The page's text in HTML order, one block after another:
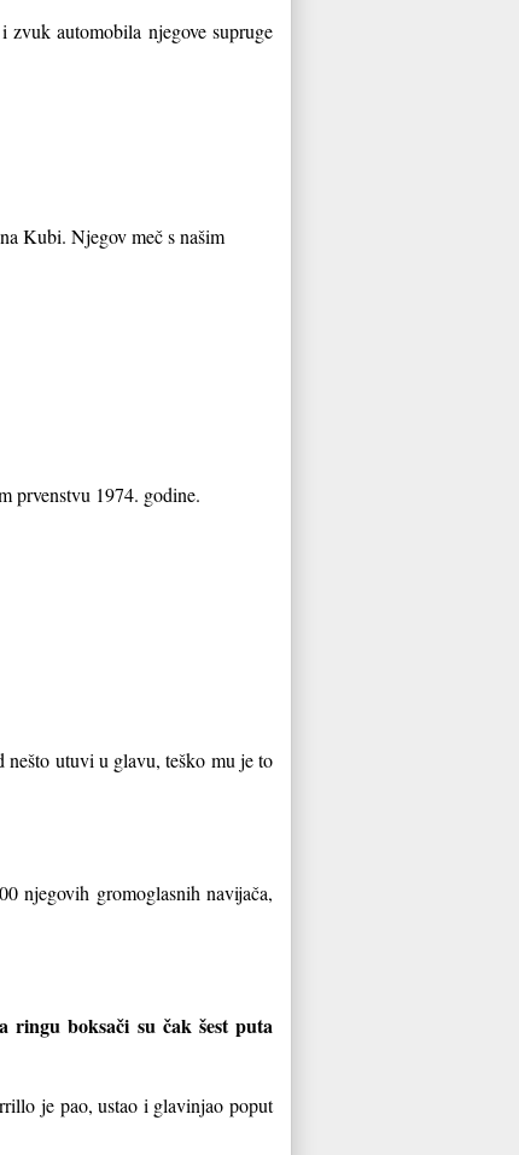
zvuk automobila njegove supruge
Kubi. Njegov meč s našim
prvenstvu 1974. godine.
utuvi u glavu, teško mu je to
njegovih gromoglasnih navijača,
ringu boksači su čak šest puta
je pao, ustao i glavinjao poput